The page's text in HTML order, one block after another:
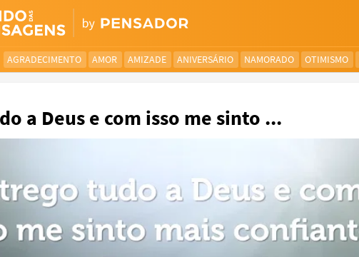
AGRADECIMENTO AMOR AMIZADE ANIVERSÁRIO NAMORADO OTIMISMO
a Deus e com isso me sinto ...